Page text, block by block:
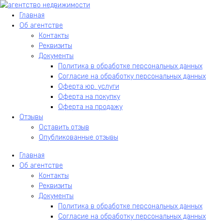
Главная
Об агентстве
Контакты
Реквизиты
Документы
Политика в обработке персональных данных
Согласие на обработку персональных данных
Оферта юр. услуги
Оферта на покупку
Оферта на продажу
Отзывы
Оставить отзыв
Опубликованные отзывы
Главная
Об агентстве
Контакты
Реквизиты
Документы
Политика в обработке персональных данных
Согласие на обработку персональных данных